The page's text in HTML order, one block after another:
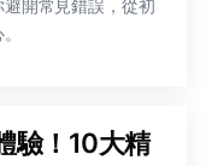
開常見錯誤，從初
驗！10大精